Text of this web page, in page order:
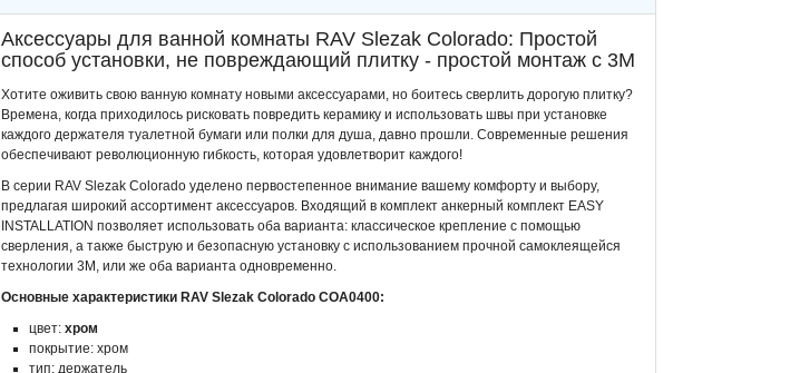
Аксессуары для ванной комнаты RAV Slezak Colorado: Простой
способ установки, не повреждающий плитку - простой монтаж с 3M
Хотите оживить свою ванную комнату новыми аксессуарами, но боитесь сверлить дорогую плитку?
Времена, когда приходилось рисковать повредить керамику и использовать швы при установке
каждого держателя туалетной бумаги или полки для душа, давно прошли. Современные решения
обеспечивают революционную гибкость, которая удовлетворит каждого!
В серии RAV Slezak Colorado уделено первостепенное внимание вашему комфорту и выбору,
предлагая широкий ассортимент аксессуаров. Входящий в комплект анкерный комплект EASY
INSTALLATION позволяет использовать оба варианта: классическое крепление с помощью
сверления, а также быструю и безопасную установку с использованием прочной самоклеящейся
технологии 3M, или же оба варианта одновременно.
Основные характеристики RAV Slezak Colorado COA0400:
цвет: хром
покрытие: хром
тип: держатель